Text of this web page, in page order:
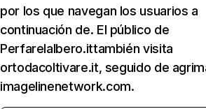
por los que navegan los usuarios a
continuación de. El público de
Perfarelalbero.ittambién visita
ortodacoltivare.it, seguido de
imagelinenetwork.com.